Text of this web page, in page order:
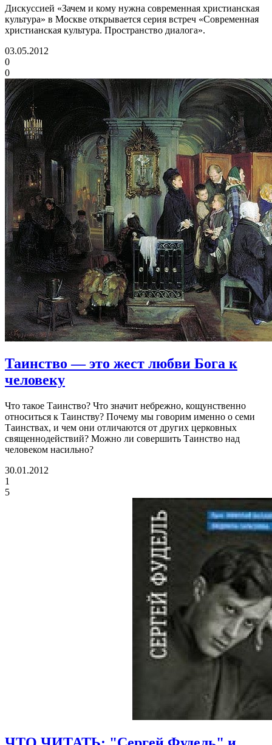
Дискуссией «Зачем и кому нужна современная христианская
культура» в Москве открывается серия встреч «Современная
христианская культура. Пространство диалога».
03.05.2012
0
0
Таинство — это жест любви Бога к
человеку
Что такое Таинство? Что значит небрежно, кощунственно
относиться к Таинству? Почему мы говорим именно о семи
Таинствах, и чем они отличаются от других церковных
священнодействий? Можно ли совершить Таинство над
человеком насильно?
30.01.2012
1
5